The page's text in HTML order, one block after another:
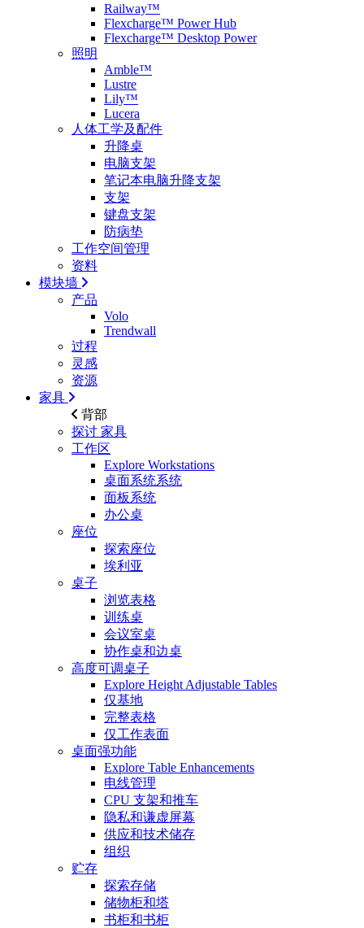
Railway™
Flexcharge™ Power Hub
Flexcharge™ Desktop Power
照明
Amble™
Lustre
Lily™
Lucera
人体工学及配件
升降桌
电脑支架
笔记本电脑升降支架
支架
键盘支架
防病垫
工作空间管理
资料
模块墙
产品
Volo
Trendwall
过程
灵感
资源
家具
背部
探讨 家具
工作区
Explore Workstations
桌面系统系统
面板系统
办公桌
座位
探索座位
埃利亚
桌子
浏览表格
训练桌
会议室桌
协作桌和边桌
高度可调桌子
Explore Height Adjustable Tables
仅基地
完整表格
仅工作表面
桌面强功能
Explore Table Enhancements
电线管理
CPU 支架和推车
隐私和谦虚屏幕
供应和技术储存
组织
贮存
探索存储
储物柜和塔
书柜和书柜